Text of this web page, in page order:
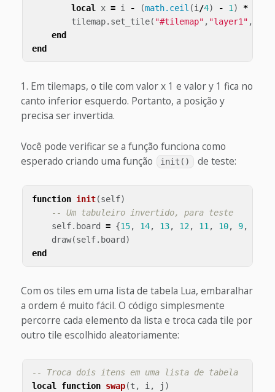
local
x = i - (math.ceil (i /4) - 1 ) *
tilemap. set_tile( "#tilemap" , "layer1" ,
end
end
Em tilemaps, o tile com valor x 1 e valor y 1 fica no
canto inferior esquerdo. Portanto, a posição y
precisa ser invertida.
Você pode verificar se a função funciona como
esperado criando uma função
init() de teste:
function init(self)
-- Um tabuleiro invertido, para teste
self. board = {15, 14, 13, 12, 11 , 10, 9,
draw(self. board)
end
Com os tiles em uma lista de tabela Lua, embaralhar
a ordem é muito fácil. O código simplesmente
percorre cada elemento da lista e troca cada tile por
outro tile escolhido aleatoriamente:
-- Troca dois itens em uma lista de tabela
local function swap(t , i, j )